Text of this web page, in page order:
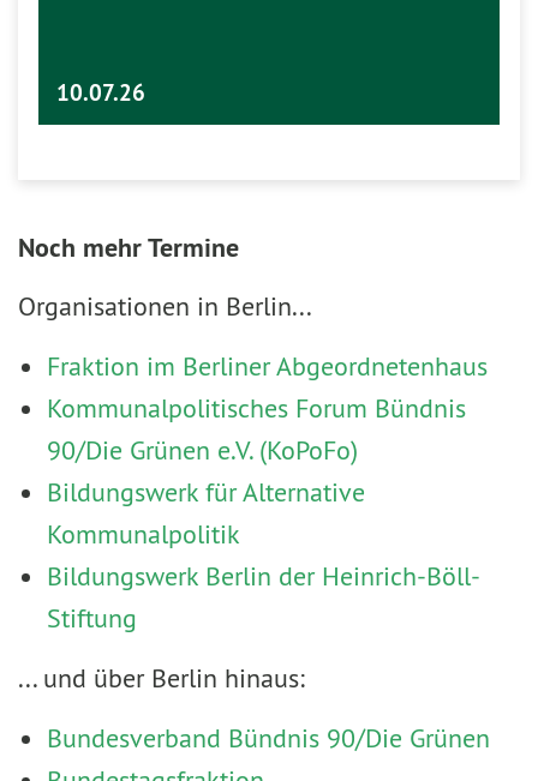
10.07.26
Noch mehr Termine
Organisationen in Berlin...
Fraktion im Berliner Abgeordnetenhaus
Kommunalpolitisches Forum Bündnis
90/Die Grünen e.V. (KoPoFo)
Bildungswerk für Alternative
Kommunalpolitik
Bildungswerk Berlin der Heinrich-Böll-
Stiftung
... und über Berlin hinaus:
Bundesverband Bündnis 90/Die Grünen